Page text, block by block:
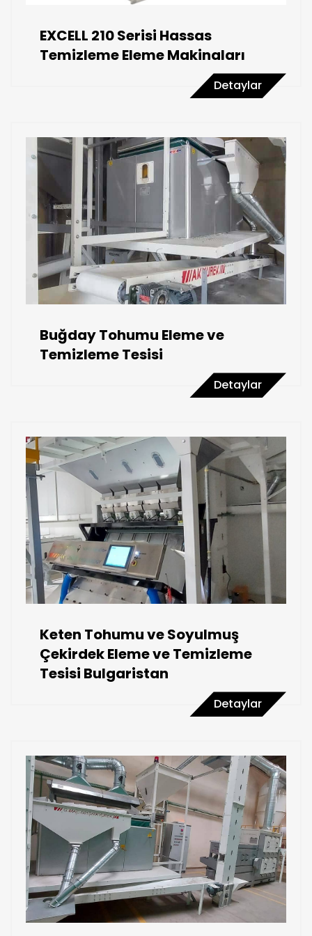
EXCELL 210 Serisi Hassas
Temizleme Eleme Makinaları
Detaylar
Buğday Tohumu Eleme ve
Temizleme Tesisi
Detaylar
Keten Tohumu ve Soyulmuş
Çekirdek Eleme ve Temizleme
Tesisi Bulgaristan
Detaylar